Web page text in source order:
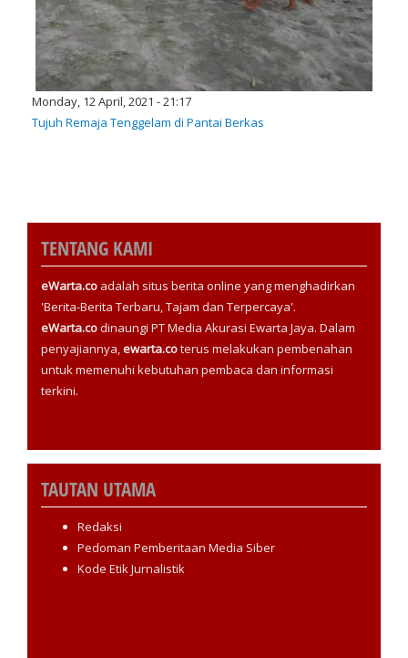
Monday, 12 April, 2021 - 21:17
Tujuh Remaja Tenggelam di Pantai Berkas
TENTANG KAMI
eWarta.co adalah situs berita online yang menghadirkan
'Berita-Berita Terbaru, Tajam dan Terpercaya'.
eWarta.codinaungi PT Media Akurasi Ewarta Jaya. Dalam
penyajiannya,ewarta.coterus melakukan pembenahan
untuk memenuhi kebutuhan pembaca dan informasi
terkini.
TAUTAN UTAMA
Redaksi
Pedoman Pemberitaan Media Siber
Kode Etik Jurnalistik